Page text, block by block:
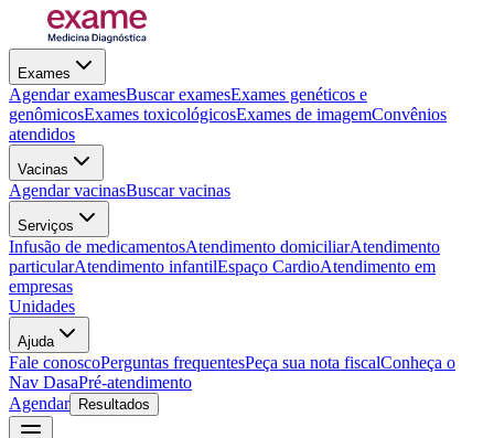
Exames
Agendar examesBuscar examesExames genéticos e
genômicosExames toxicológicosExames de imagemConvênios
atendidos
Vacinas
Agendar vacinasBuscar vacinas
Serviços
Infusão de medicamentosAtendimento domiciliarAtendimento
particularAtendimento infantilEspaço CardioAtendimento em
empresas
Unidades
Ajuda
Fale conoscoPerguntas frequentesPeça sua nota fiscalConheça o
Nav DasaPré-atendimento
Agendar
Resultados